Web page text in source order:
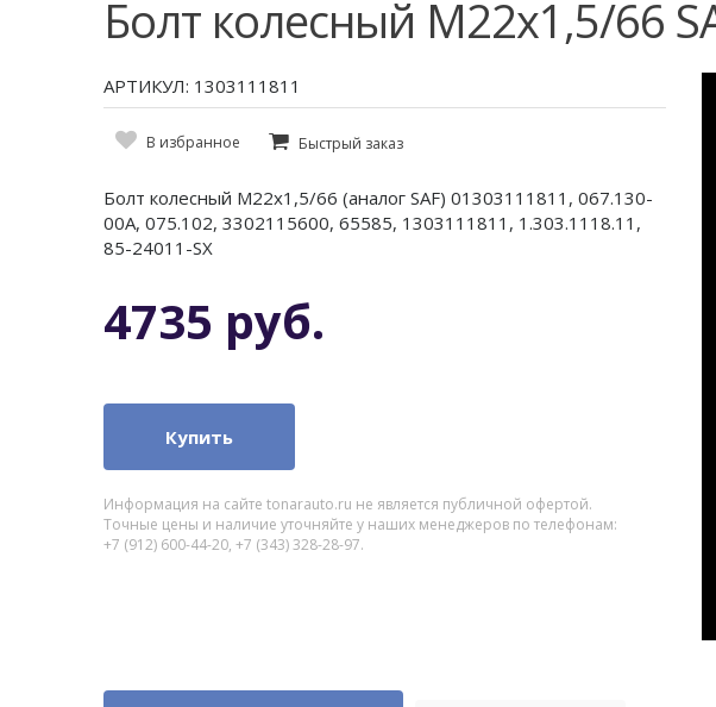
Болт колесный М22x1,5/66
АРТИКУЛ: 1303111811
В избранное Быстрый заказ
Болт колесный М22x1,5/66 (аналог SAF) 01303111811, 067.130-
00A, 075.102, 3302115600, 65585, 1303111811, 1.303.1118.11,
85-24011-SX
4735 руб.
Купить
Информация на сайте tonarauto.ru не является публичной офертой.
Точные цены и наличие уточняйте у наших менеджеров по телефонам:
+7 (912) 600-44-20, +7 (343) 328-28-97.